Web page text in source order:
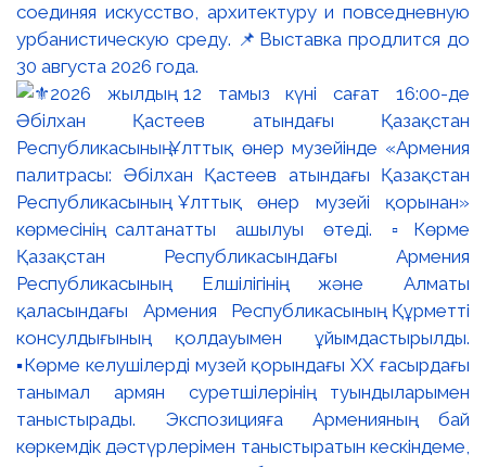
соединяя искусство, архитектуру и повседневную
урбанистическую среду. 📌Выставка продлится до
30 августа 2026 года.